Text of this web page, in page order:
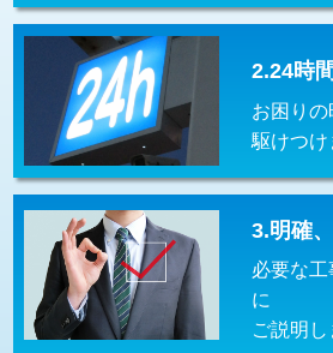
交換・取付(混合水栓（壁付・デッキ
式・ワンホール）)
交換・取付(排水栓・排水トラップ
（P/S/ポップアップ））
交換・取付（その他部品）
持込商品取付（単水栓）
持込商品取付（混合水栓）
持込商品取付（浄水器・分岐水栓）
2.24時
お困り
駆けつけ
3.明確
必要な
に
ご説明し